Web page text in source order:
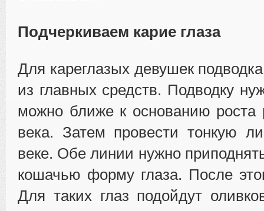
Подчеркиваем карие глаза
Для кареглазых девушек
из главных средств. Подводку
можно ближе к основанию роста
века. Затем провести тонкую
веке. Обе линии нужно
кошачью форму глаза. После
Для таких глаз подойдут